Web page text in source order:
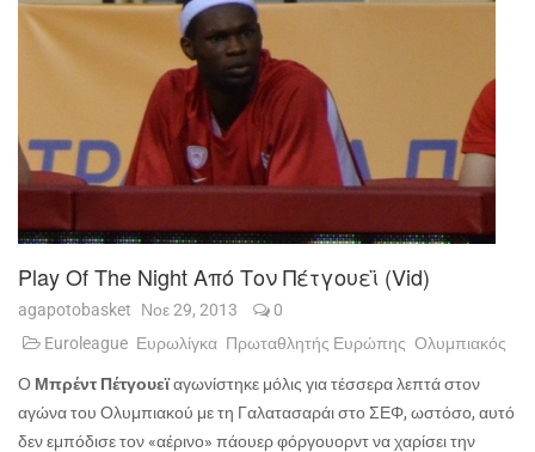
Play Of The Night Από Τον Πέτγουεϊ (vid)
agapotobasket Νοε 29, 2013
0
Euroleague Ευρωλίγκα Πρωταθλητής Ευρώπης Ολυμπιακός
Ο Μπρέντ Πέτγουεϊαγωνίστηκε μόλις για τέσσερα λεπτά στον
αγώνα του Ολυμπιακού με τη Γαλατασαράι στο ΣΕΦ, ωστόσο, αυτό
δεν εμπόδισε τον «αέρινο» πάουερ φόργουορντ να χαρίσει την